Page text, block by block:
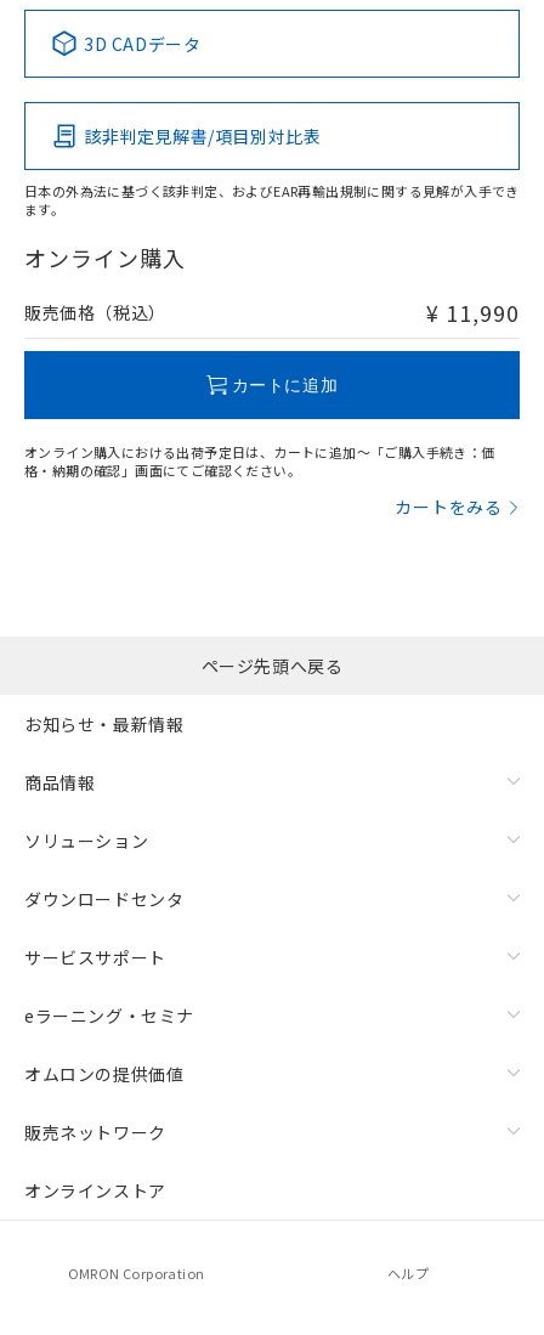
以上、n: 40mm以上
検出領域
Pb Hg Cd Cr(VI)
O
在庫等で未対応品が混在する可能性があります。
問い合わせください。
この製品の規格認証/適合状況ページへ
その他の認証はこちらのページからご検索ください
3D CADデータ
該非判定見解書/項目別対比表
日本の外為法に基づく該非判定、およびEAR再輸出規制に関する見解が入手でき
ます。
オンライン購入
販売価格（税込） ¥ 11,990
カートに追加
オンライン購入における出荷予定日は、カートに追加～「ご購入手続き：価
格・納期の確認」画面にてご確認ください。
カートをみる
ページ先頭へ戻る
お知らせ・最新情報
商品情報
ソリューション
ダウンロードセンタ
サービスサポート
eラーニング・セミナ
オムロンの提供価値
販売ネットワーク
オンラインストア
OMRON Corporation ヘルプ